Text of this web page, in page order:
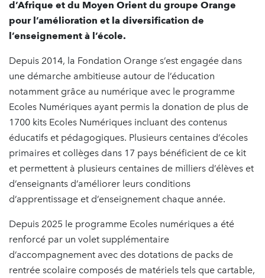
d’Afrique et du Moyen Orient du groupe Orange
pour l’amélioration et la diversification de
l’enseignement à l’école.
Depuis 2014, la Fondation Orange s’est engagée dans
une démarche ambitieuse autour de l’éducation
notamment grâce au numérique avec le programme
Ecoles Numériques ayant permis la donation de plus de
1700 kits Ecoles Numériques incluant des contenus
éducatifs et pédagogiques. Plusieurs centaines d’écoles
primaires et collèges dans 17 pays bénéficient de ce kit
et permettent à plusieurs centaines de milliers d’élèves et
d’enseignants d’améliorer leurs conditions
d’apprentissage et d’enseignement chaque année.
Depuis 2025 le programme Ecoles numériques a été
renforcé par un volet supplémentaire
d’accompagnement avec des dotations de packs de
rentrée scolaire composés de matériels tels que cartable,